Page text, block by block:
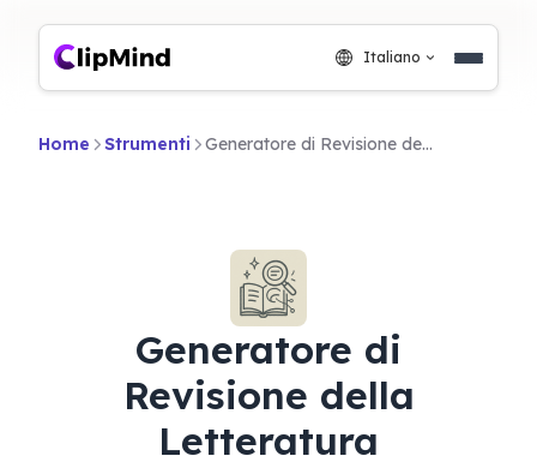
Italiano
Home Strumenti Generatore di Revisione della Letteratura
Generatore di
Revisione della
Letteratura